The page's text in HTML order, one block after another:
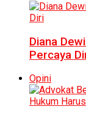
Diana
Percaya
Opini